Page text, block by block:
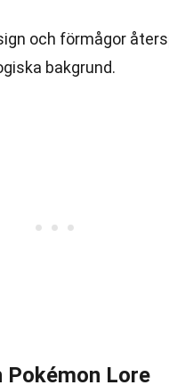
och förmågor
bakgrund.
Pokémon Lore